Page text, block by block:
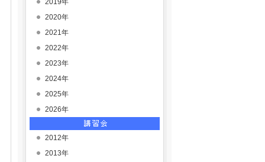
2019年
2020年
2021年
2022年
2023年
2024年
2025年
2026年
2012年
2013年